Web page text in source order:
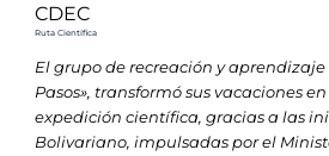
CDEC
Ruta Científica
El grupo de recreación y aprendizaje
Pasos», transformó sus vacaciones
expedición científica, gracias a las
Bolivariano, impulsadas por el